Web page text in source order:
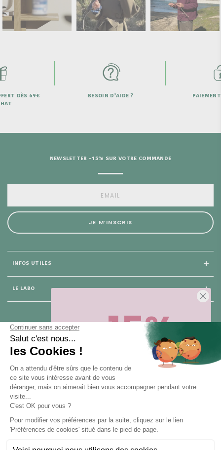
DÈS 69€
BESOIN D’AIDE ?
75 008 Paris
INFOS UTILES
LE LABO
NEWSLETTER -15% SUR VOTRE COMMANDE
JE M’INSCRIS
-15%
Sur votre première commande,
moment ! Désinscription en 1 clic, à
tout moment.